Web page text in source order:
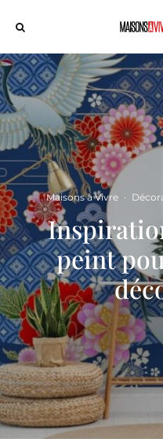
Maisons à Vivre ·
peint